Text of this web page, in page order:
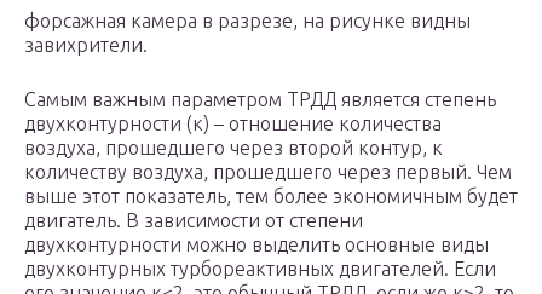
форсажная камера в разрезе, на рисунке видны
завихрители.
Самым важным параметром ТРДД является степень
двухконтурности (к) – отношение количества
воздуха, прошедшего через второй контур, к
количеству воздуха, прошедшего через первый. Чем
выше этот показатель, тем более экономичным будет
двигатель. В зависимости от степени
двухконтурности можно выделить основные виды
двухконтурных турбореактивных двигателей. Если